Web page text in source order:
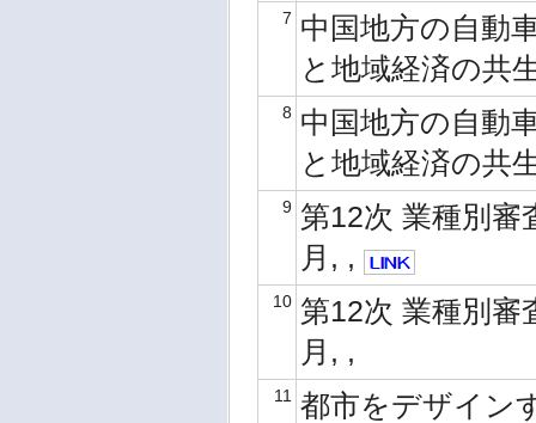
7 中国地方の自動
と地域経済の共
8 中国地方の自動
と地域経済の共
9 第12次 業種別審
月, ,
10 第12次 業種別審
月, ,
11 都市をデザイン